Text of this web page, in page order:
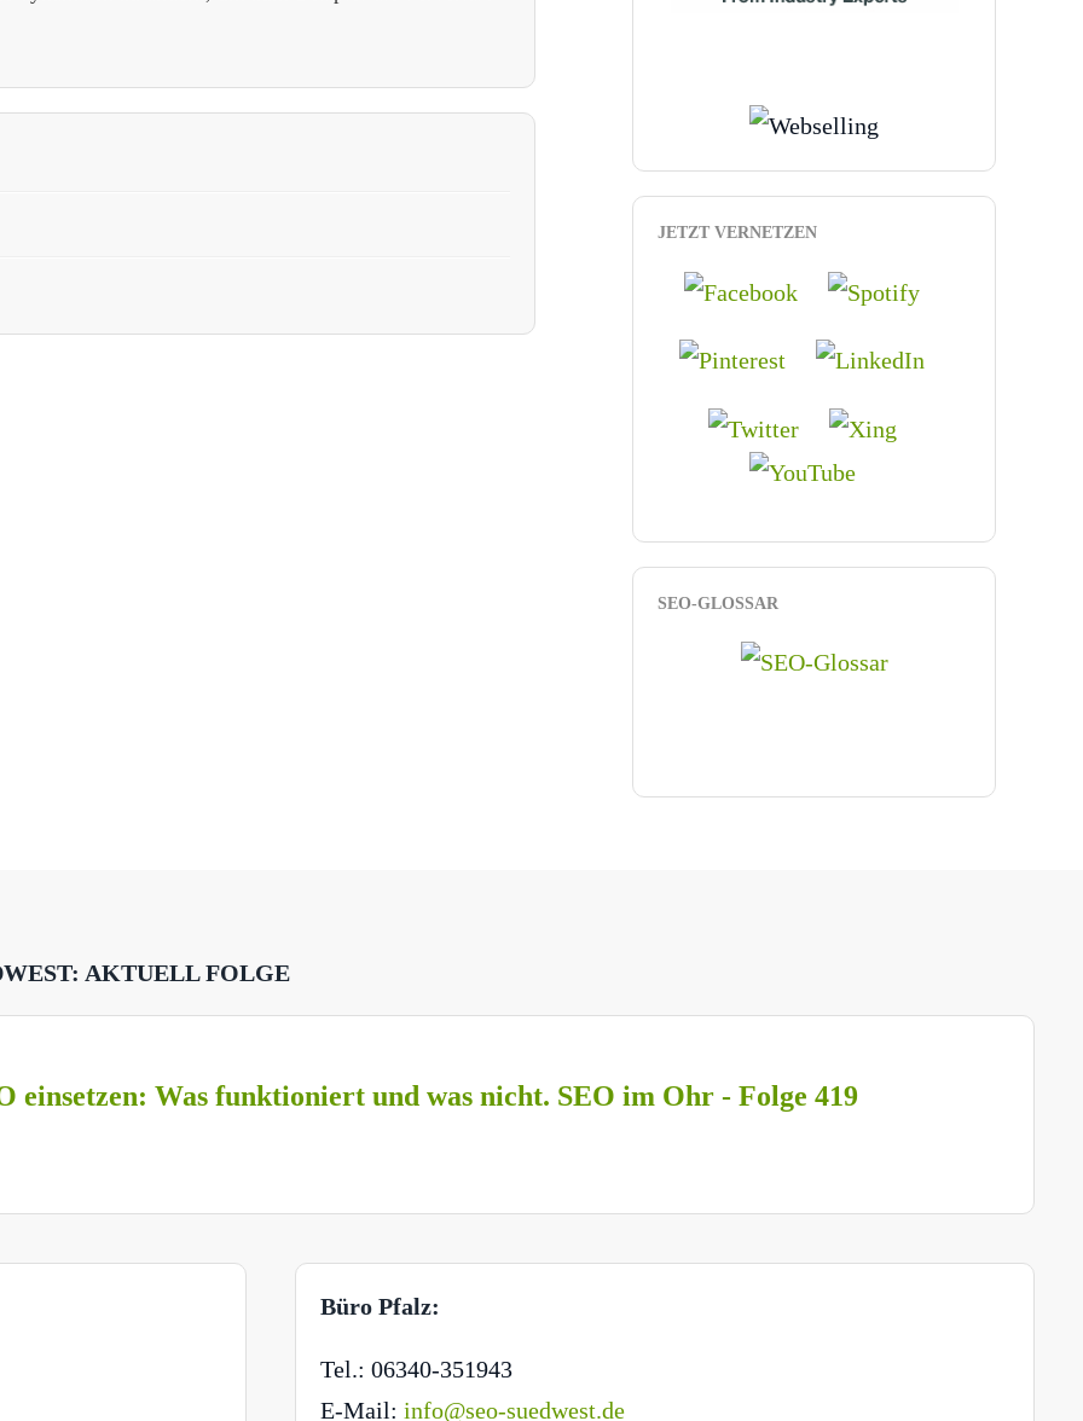
JETZT VERNETZEN
SEO-GLOSSAR
AKTUELL FOLGE
einsetzen: Was funktioniert und was nicht. SEO im Ohr - Folge 419
Büro Pfalz:
Tel.: 06340-351943
E-Mail: info@seo-suedwest.de